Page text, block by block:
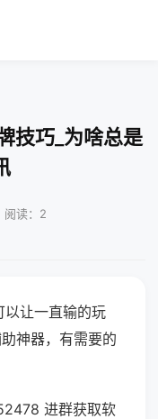
技巧_为啥总是
读：2
以让一直输的玩
神器，有需要的
进群获取软